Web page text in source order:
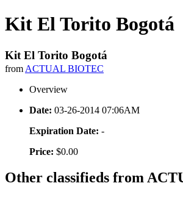
Kit El Torito Bogotá
Kit El Torito Bogotá
from ACTUAL BIOTEC
Overview
Date: 03-26-2014 07:06AM
Expiration Date: -
Price: $0.00
Other classifieds from